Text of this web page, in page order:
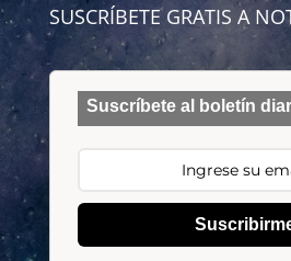
SUSCRÍBETE GRATIS A
Suscríbete al boletín